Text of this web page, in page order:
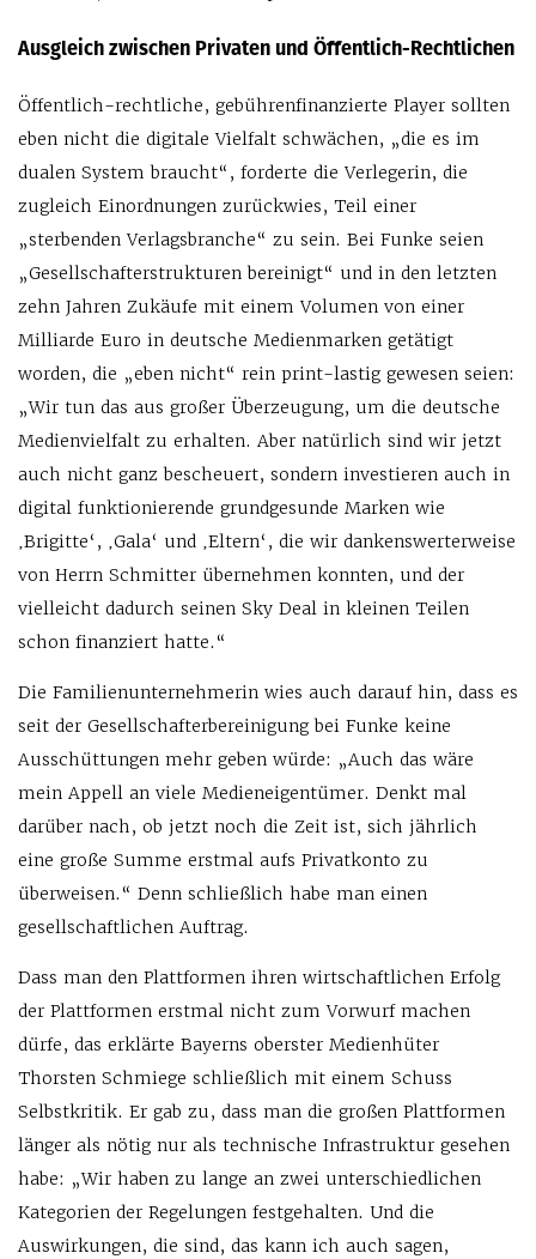
Ausgleich zwischen Privaten und Öffentlich-Rechtlichen
Öffentlich-rechtliche, gebührenfinanzierte Player sollten
eben nicht die digitale Vielfalt schwächen, „die es im
dualen System braucht“, forderte die Verlegerin, die
zugleich Einordnungen zurückwies, Teil einer
„sterbenden Verlagsbranche“ zu sein. Bei Funke seien
„Gesellschafterstrukturen bereinigt“ und in den letzten
zehn Jahren Zukäufe mit einem Volumen von einer
Milliarde Euro in deutsche Medienmarken getätigt
worden, die „eben nicht“ rein print-lastig gewesen seien:
„Wir tun das aus großer Überzeugung, um die deutsche
Medienvielfalt zu erhalten. Aber natürlich sind wir jetzt
auch nicht ganz bescheuert, sondern investieren auch in
digital funktionierende grundgesunde Marken wie
‚Brigitte‘, ‚Gala‘ und ‚Eltern‘, die wir dankenswerterweise
von Herrn Schmitter übernehmen konnten, und der
vielleicht dadurch seinen Sky Deal in kleinen Teilen
schon finanziert hatte.“
Die Familienunternehmerin wies auch darauf hin, dass es
seit der Gesellschafterbereinigung bei Funke keine
Ausschüttungen mehr geben würde: „Auch das wäre
mein Appell an viele Medieneigentümer. Denkt mal
darüber nach, ob jetzt noch die Zeit ist, sich jährlich
eine große Summe erstmal aufs Privatkonto zu
überweisen.“ Denn schließlich habe man einen
gesellschaftlichen Auftrag.
Dass man den Plattformen ihren wirtschaftlichen Erfolg
der Plattformen erstmal nicht zum Vorwurf machen
dürfe, das erklärte Bayerns oberster Medienhüter
Thorsten Schmiege schließlich mit einem Schuss
Selbstkritik. Er gab zu, dass man die großen Plattformen
länger als nötig nur als technische Infrastruktur gesehen
habe: „Wir haben zu lange an zwei unterschiedlichen
Kategorien der Regelungen festgehalten. Und die
Auswirkungen, die sind, das kann ich auch sagen,